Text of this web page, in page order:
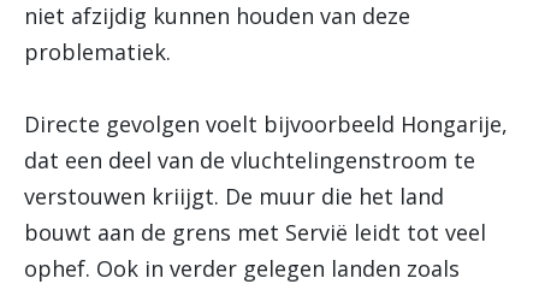
niet afzijdig kunnen houden van deze
problematiek.
Directe gevolgen voelt bijvoorbeeld Hongarije,
dat een deel van de vluchtelingenstroom te
verstouwen kriijgt. De muur die het land
bouwt aan de grens met Servië leidt tot veel
ophef. Ook in verder gelegen landen zoals